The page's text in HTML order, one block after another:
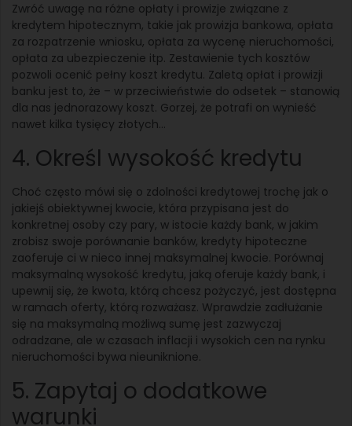
Zwróć uwagę na różne opłaty i prowizje związane z
kredytem hipotecznym, takie jak prowizja bankowa, opłata
za rozpatrzenie wniosku, opłata za wycenę nieruchomości,
opłata za ubezpieczenie itp. Zestawienie tych kosztów
pozwoli ocenić pełny koszt kredytu. Zaletą opłat i prowizji
banku jest to, że – w przeciwieństwie do odsetek – stanowią
dla nas jednorazowy koszt. Gorzej, że potrafi on wynieść
nawet kilka tysięcy złotych…
4. Określ wysokość kredytu
Choć często mówi się o zdolności kredytowej trochę jak o
jakiejś obiektywnej kwocie, która przypisana jest do
konkretnej osoby czy pary, w istocie każdy bank, w jakim
zrobisz swoje porównanie banków, kredyty hipoteczne
zaoferuje ci w nieco innej maksymalnej kwocie. Porównaj
maksymalną wysokość kredytu, jaką oferuje każdy bank, i
upewnij się, że kwota, którą chcesz pożyczyć, jest dostępna
w ramach oferty, którą rozważasz. Wprawdzie zadłużanie
się na maksymalną możliwą sumę jest zazwyczaj
odradzane, ale w czasach inflacji i wysokich cen na rynku
nieruchomości bywa nieuniknione.
5. Zapytaj o dodatkowe
warunki